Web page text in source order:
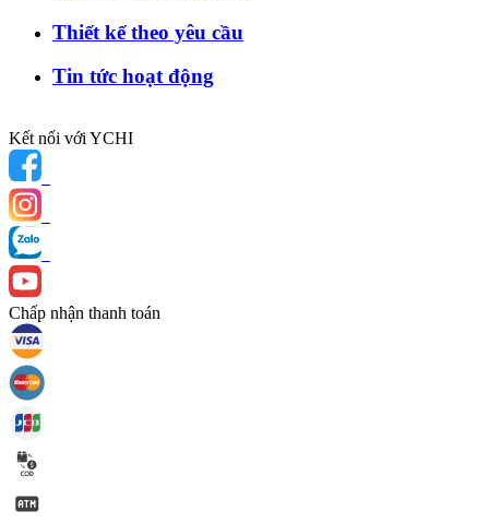
Thiết kế theo yêu cầu
Tin tức hoạt động
Kết nối với YCHI
Chấp nhận thanh toán